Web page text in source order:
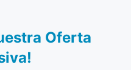
Oferta